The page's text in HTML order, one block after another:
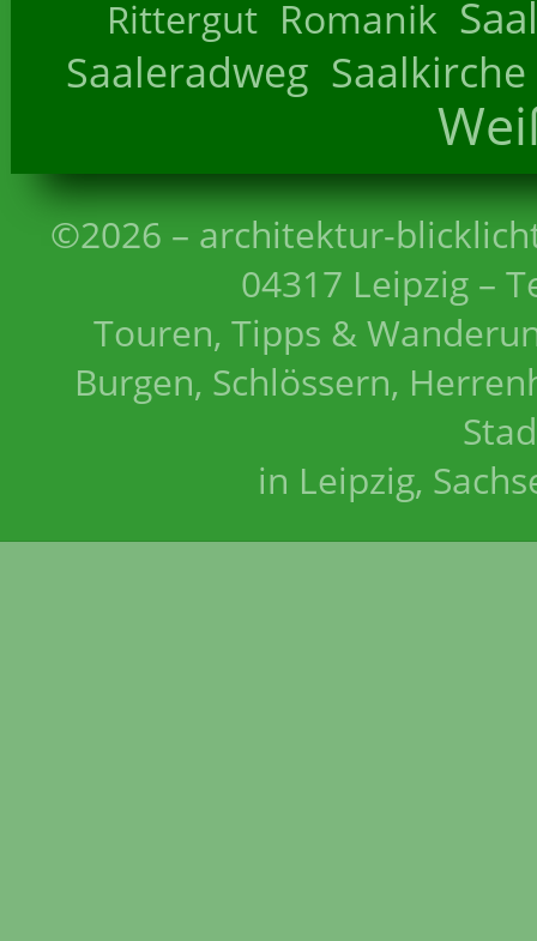
Rittergut Romanik
Saaleradweg Saalkirche
©2026 – architektur-
04317 Leipzig –
Touren, Tipps &
Burgen, Schlössern,
in Leipzig,